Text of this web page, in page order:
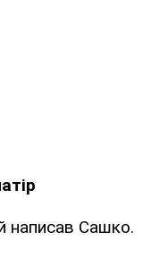
написав Сашко.